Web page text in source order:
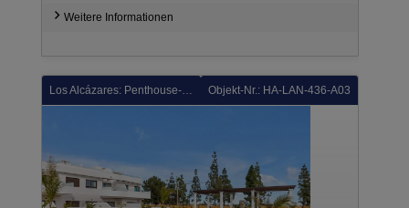
Weitere Informationen
Los Alcázares: Penthouse-Wohnungen mit 2 Schlafzimmern, 2 Bädern, Dachterrasse, Gemeinschaftspool und Tiefgaragenstellplatz im La Serena Golf Komplex Objekt-Nr.: HA-LAN-436-A03